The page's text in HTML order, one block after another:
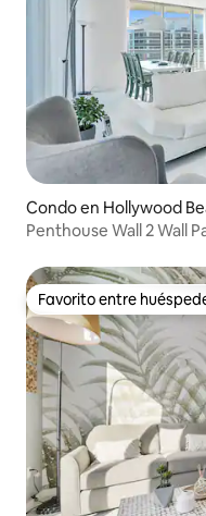
Condo en Hollywood
Penthouse Wall 2 Wall
Favorito entre
Favorito entre